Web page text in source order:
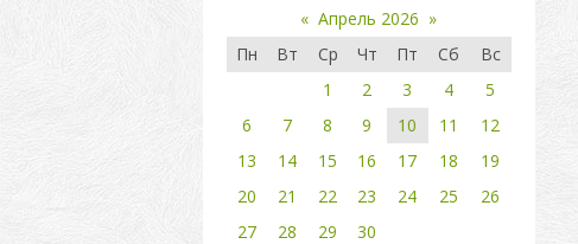
« Апрель 2026 »
Пн
Вт Ср Чт Пт Сб
Вс
1
2 3 4
5
6
7 8 9 10 11
12
13
14 15 16 17 18
19
20
21 22 23 24 25
26
27
28 29 30